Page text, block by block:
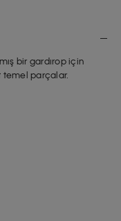
bir gardırop için
temel parçalar.